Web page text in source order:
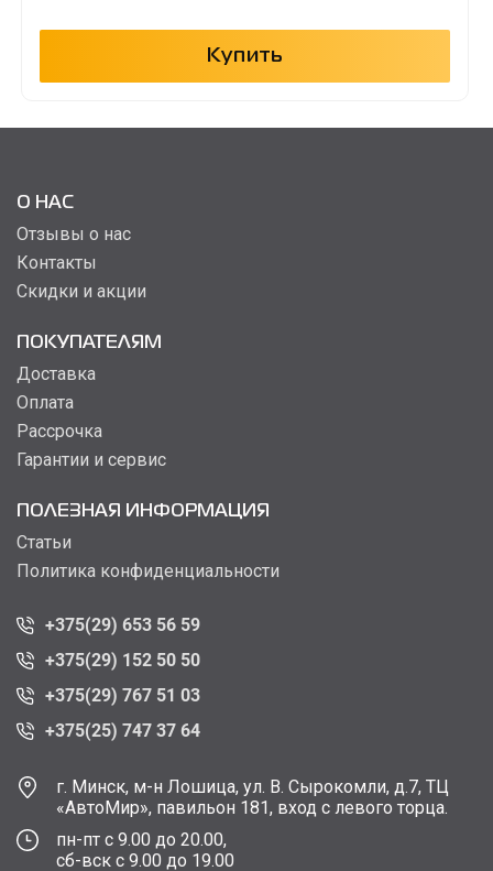
Купить
О НАС
Отзывы о нас
Контакты
Скидки и акции
ПОКУПАТЕЛЯМ
Доставка
Оплата
Рассрочка
Гарантии и сервис
ПОЛЕЗНАЯ ИНФОРМАЦИЯ
Статьи
Политика конфиденциальности
+375(29) 653 56 59
+375(29) 152 50 50
+375(29) 767 51 03
+375(25) 747 37 64
г. Минск, м-н Лошица, ул. В. Сырокомли, д.7, ТЦ
«АвтоМир», павильон 181, вход с левого торца.
пн-пт с 9.00 до 20.00,
сб-вск с 9.00 до 19.00